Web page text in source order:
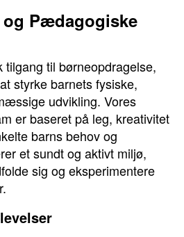
Pædagogiske
tilgang til børneopdragelse,
styrke barnets fysiske,
udvikling. Vores
er baseret på leg, kreativitet
barns behov og
et sundt og aktivt miljø,
sig og eksperimentere